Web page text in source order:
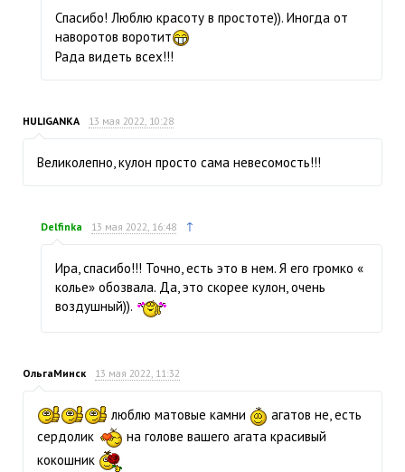
Спасибо! Люблю красоту в простоте)). Иногда от
наворотов воротит
Рада видеть всех!!!
HULIGANKA 13 мая 2022, 10:28
Великолепно, кулон просто сама невесомость!!!
Delfinka 13 мая 2022, 16:48 ↑
Ира, спасибо!!! Точно, есть это в нем. Я его громко «
колье» обозвала. Да, это скорее кулон, очень
воздушный)).
ОльгаМинск 13 мая 2022, 11:32
люблю матовые камни
агатов не, есть
сердолик
на голове вашего агата красивый
кокошник